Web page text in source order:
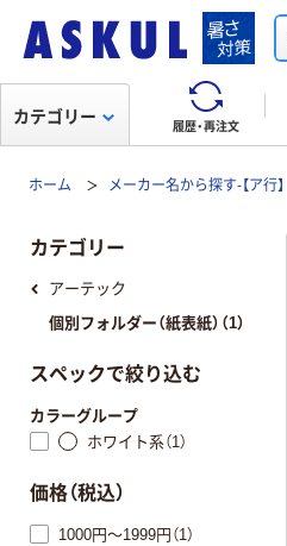
履歴・再注文
カテゴリー
ホーム メーカー名から探す-【ア行】
カテゴリー
アーテック
個別フォルダー（紙表紙）（1）
スペックで絞り込む
カラーグループ
ホワイト系（1）
価格（税込）
1000円～1999円（1）